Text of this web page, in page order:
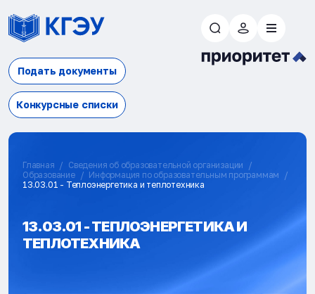
Подать документы
Конкурсные списки
Главная
Сведения об образовательной организации
Образование
Информация по образовательным программам
13.03.01 - Теплоэнергетика и теплотехника
13.03.01 - ТЕПЛОЭНЕРГЕТИКА И
ТЕПЛОТЕХНИКА